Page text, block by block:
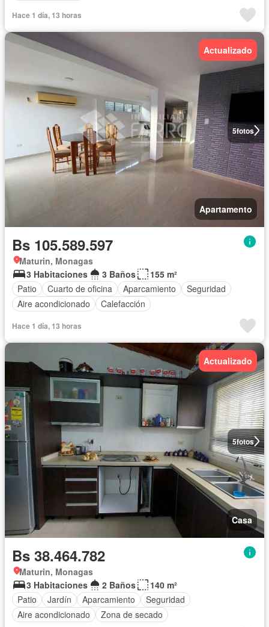
Hace 1 día, 13 horas
5fotos
Actualizado
Apartamento
Bs 105.589.597
Maturin, Monagas
3 Habitaciones
3 Baños
155 m²
Patio
Cuarto de oficina Aparcamiento
Seguridad
Aire acondicionado
Calefacción
Hace 1 día, 13 horas
5fotos
Actualizado
Casa
Bs 38.464.782
Maturin, Monagas
3 Habitaciones
2 Baños
140 m²
Patio
Jardín Aparcamiento
Seguridad
Aire acondicionado
Zona de secado